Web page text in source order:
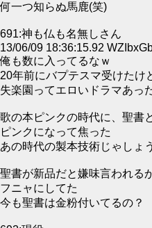
何一つ知らぬ馬鹿(笑)
691:神も仏も名無しさん
13/06/09 18:36:15.92
俺も数に入ってるなｗ
20年前にバプテスマ受けたけ
失楽園ってエロいドラマあっ
歌の本ピンクの時代に、聖書
ピンクになって焦った
あの時代の製本技術じゃしょ
聖書が新品だと嫌味言われる
フニャにしてた
今も聖書は金粉付いてるの？